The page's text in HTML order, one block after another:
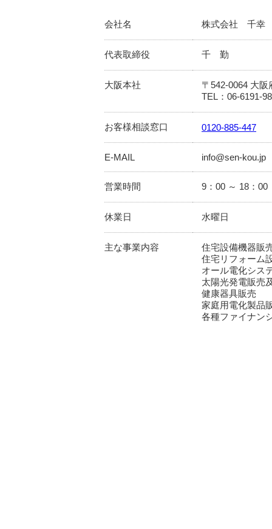
会社名 株式会社 千幸
代表取締役 千 勤
大阪本社
〒542-0064 大
TEL：06-6191-
お客様相談窓口 0120-885-447
E-MAIL info@sen-kou.jp
営業時間 9：00 ～ 18：00
休業日 水曜日
主な事業内容
住宅設備機器販
住宅リフォーム
オール電化シス
太陽光発電販売
健康器具販売
家庭用電化製品
各種ファイナン